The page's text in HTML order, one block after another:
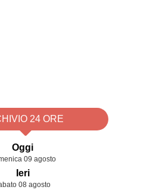
24 ORE
Oggi
09 agosto
Ieri
08 agosto